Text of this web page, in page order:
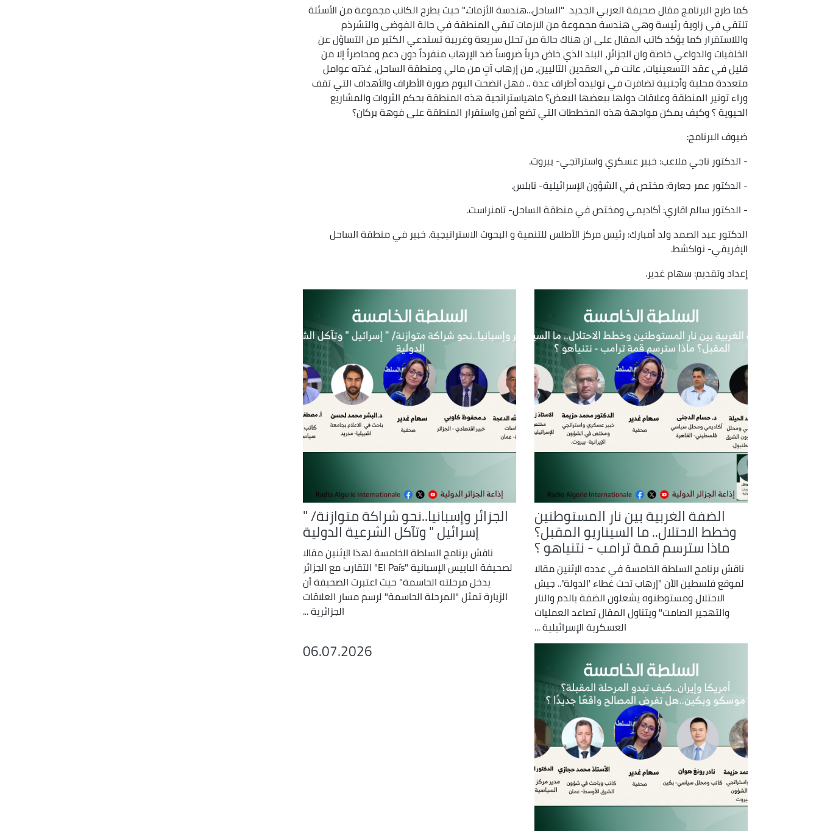
كما طرح البرنامج مقال صحيفة العربي الجديد "الساحل...هندسة الأزمات." حيث يطرح الكاتب مجموعة من الأسئلة
تلتقي في زاوية رئيسة وهي هندسة مجموعة من الازمات تبقي المنطقة في حالة الفوضى والتشرذم
واللاستقرار كما يؤكد كاتب المقال على ان هناك حالة من تحلل سريعة وغريبة تستدعي الكثير من التساؤل عن
الخلفيات والدواعي خاصة وان الجزائر، البلد الذي خاض حرباً ضروساً ضد الإرهاب منفرداً دون دعم ومحاصراً إلا من
قليل في عقد التسعينيات، عانت في العقدين التاليين، من إرهاب آتٍ من مالي ومنطقة الساحل، غذته عوامل
متعددة محلية وأجنبية تضافرت في توليده أطراف عدة .. فهل اتضحت اليوم صورة الأطراف والأهداف التي تقف
وراء توتير المنطقة وعلاقات دولها ببعضها البعض؟ ماهياستراتجية هذه المنطقة بحكم الثروات والمشاريع
الحيوية ؟ وكيف يمكن مواجهة هذه المخططات التي تضع أمن واستقرار المنطقة على فوهة بركان؟
ضيوف البرنامج:
- الدكتور ناجي ملاعب: خبير عسكري واستراتجي- بيروت.
- الدكتور عمر جعارة: مختص في الشؤون الإسرائيلية- نابلس.
- الدكتور سالم اقاري: أكاديمي ومختص في منطقة الساحل- تامنراست.
الدكتور عبد الصمد ولد أمبارك: رئيس مركز الأطلس للتنمية و البحوث الاستراتيجية. خبير في منطقة الساحل
الإفريقي- نواكشط.
إعداد وتقديم: سهام غدير.
الضفة الغربية بين نار المستوطنين
وخطط الاحتلال.. ما السيناريو المقبل؟
ماذا سترسم قمة ترامب - نتنياهو ؟
ناقش برنامج السلطة الخامسة في عدده الإثنين مقالا
لموقع فلسطين الآن "إرهاب تحت غطاء 'الدولة".. جيش
الاحتلال ومستوطنوه يشعلون الضفة بالدم والنار
والتهجير الصامت" ويتناول المقال تصاعد العمليات
العسكرية الإسرائيلية ...
الجزائر وإسبانيا..نحو شراكة متوازنة/ "
إسرائيل " وتآكل الشرعية الدولية
ناقش برنامج السلطة الخامسة لهذا الإثنين مقالا
لصحيفة الباييس الإسبانية "El País" التقارب مع الجزائر
يدخل مرحلته الحاسمة" حيث اعتبرت الصحيفة أن
الزيارة تمثل "المرحلة الحاسمة" لرسم مسار العلاقات
الجزائرية ...
06.07.2026